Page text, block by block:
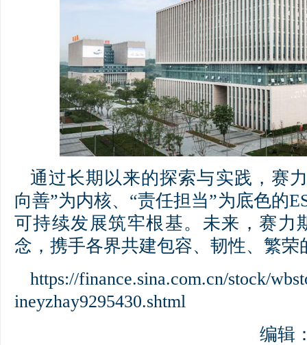
通过长期以来的探索与实践，赛
向善”为内核、“责任担当”为底色的
可持续发展筑牢根基。未来，赛力
念，携手各界共建包容、韧性、繁荣
https://finance.sina.com.cn/stock/
ineyzhay9295430.shtml
编辑